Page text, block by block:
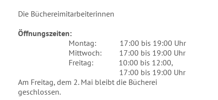
Die Büchereimitarbeiterinnen
Öffnungszeiten:
Montag: 17:00 bis 19:00 Uhr
Mittwoch: 17:00 bis 19:00 Uhr
Freitag: 10:00 bis 12:00,
17:00 bis 19:00 Uhr
Am Freitag, dem 2. Mai bleibt die Bücherei
geschlossen.